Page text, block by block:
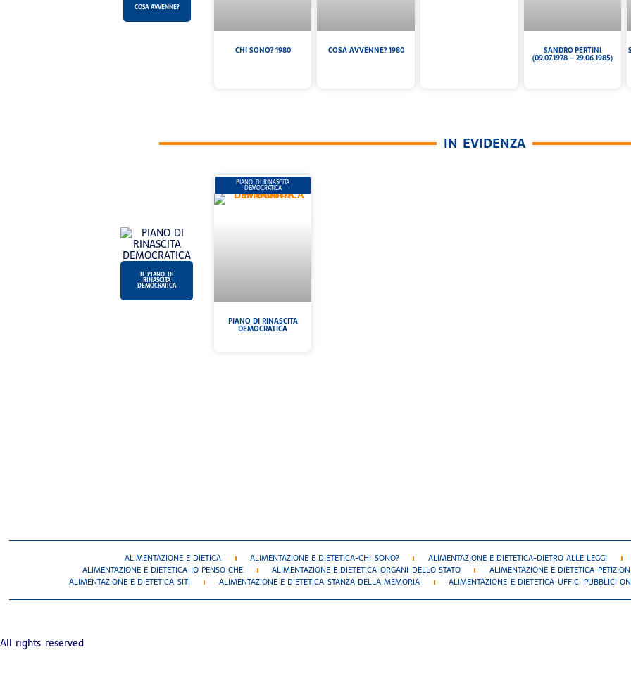
COSA AVVENNE?
CHI SONO? 1980 COSA AVVENNE? 1980 SANDRO PERTINI
(09.07.1978 – 29.06.1985)
IN EVIDENZA
IL PIANO DI
RINASCITA
DEMOCRATICA
PIANO DI RINASCITA
DEMOCRATICA
PIANO DI RINASCITA
DEMOCRATICA
ALIMENTAZIONE E DIETICA ALIMENTAZIONE E DIETETICA-CHI SONO?
ALIMENTAZIONE E DIETETICA-DIETRO ALLE LEGGI
ALIMENTAZIONE E DIETETICA-IO PENSO CHE
ALIMENTAZIONE E DIETETICA-ORGANI DELLO STATO
ALIMENTAZIONE E DIETETICA-
ALIMENTAZIONE E DIETETICA-SITI
ALIMENTAZIONE E DIETETICA-STANZA DELLA MEMORIA ALIMENTAZIONE E DIETETICA-UFFICI PUBBLICI
All rights reserved